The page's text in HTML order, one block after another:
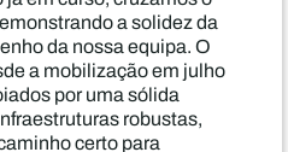
a solidez da
da nossa equipa. O
a mobilização em julho
por uma sólida
robustas,
certo para